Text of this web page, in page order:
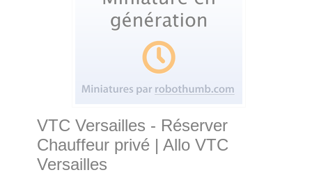
VTC Versailles - Réserver
Chauffeur privé | Allo VTC
Versailles